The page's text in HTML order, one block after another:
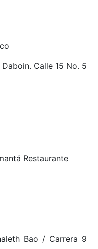
Calle 15 No. 5
Restaurante
Bao / Carrera 9